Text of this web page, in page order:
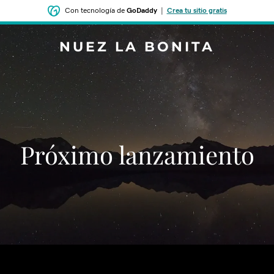
Con tecnología de GoDaddy| Crea tu sitio gratis
NUEZ LA BONITA
‌‌Próximo lanzamiento